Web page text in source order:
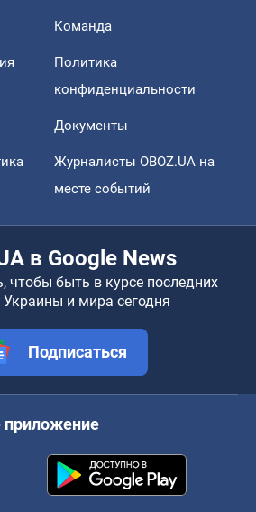
Команда
Политика
конфиденциальности
Документы
Журналисты OBOZ.UA на
месте событий
в Google News
чтобы быть в курсе последних
Украины и мира сегодня
Подписаться
приложение